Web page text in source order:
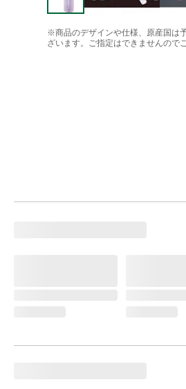
※商品のデザインや仕様、原産国は
ざいます。ご指定はできませんので